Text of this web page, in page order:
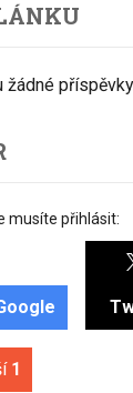
musíte přihlásit:
1